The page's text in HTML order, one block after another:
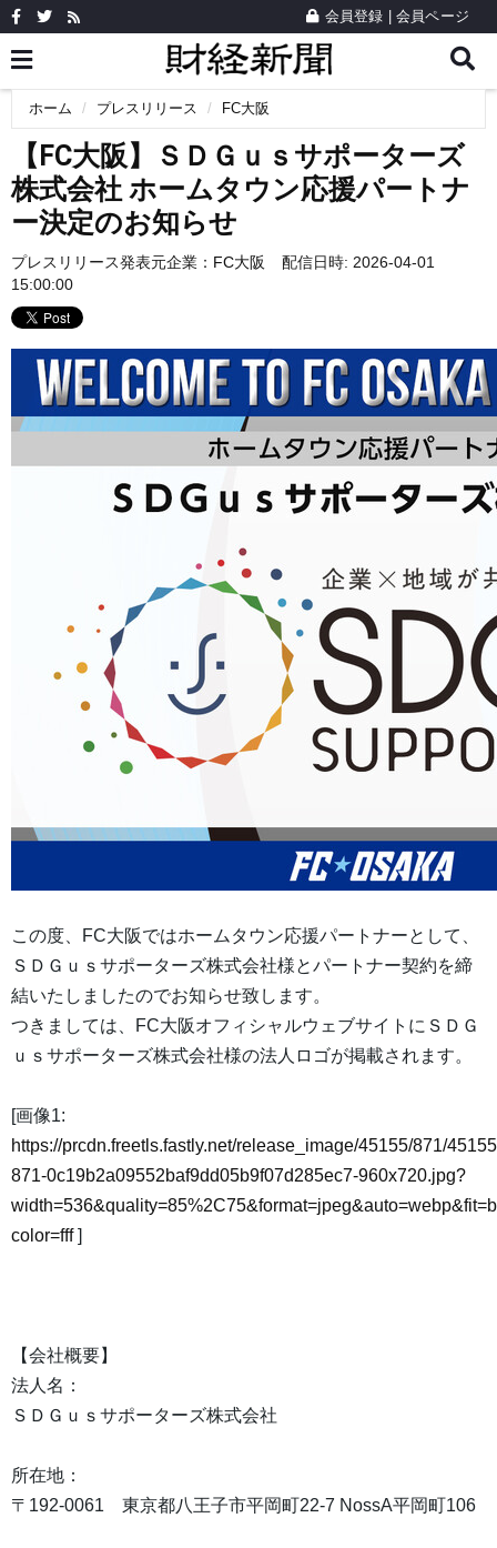
会員登録 会員ページ
ホーム プレスリリース FC大阪
【FC大阪】ＳＤＧｕｓサポーターズ
株式会社 ホームタウン応援パートナ
ー決定のお知らせ
プレスリリース発表元企業： FC大阪
配信日時: 2026-04-01
15:00:00
この度、FC大阪ではホームタウン応援パートナーとして、
ＳＤＧｕｓサポーターズ株式会社様とパートナー契約を締
結いたしましたのでお知らせ致します。
つきましては、FC大阪オフィシャルウェブサイトにＳＤＧ
ｕｓサポーターズ株式会社様の法人ロゴが掲載されます。
[画像1:
https://prcdn.freetls.fastly.net/release_image/45155/871/
871-0c19b2a09552baf9dd05b9f07d285ec7-960x720.jpg?
color=fff]
【会社概要】
法人名：
ＳＤＧｕｓサポーターズ株式会社
所在地：
〒192-0061 東京都八王子市平岡町22-7 NossA平岡町106